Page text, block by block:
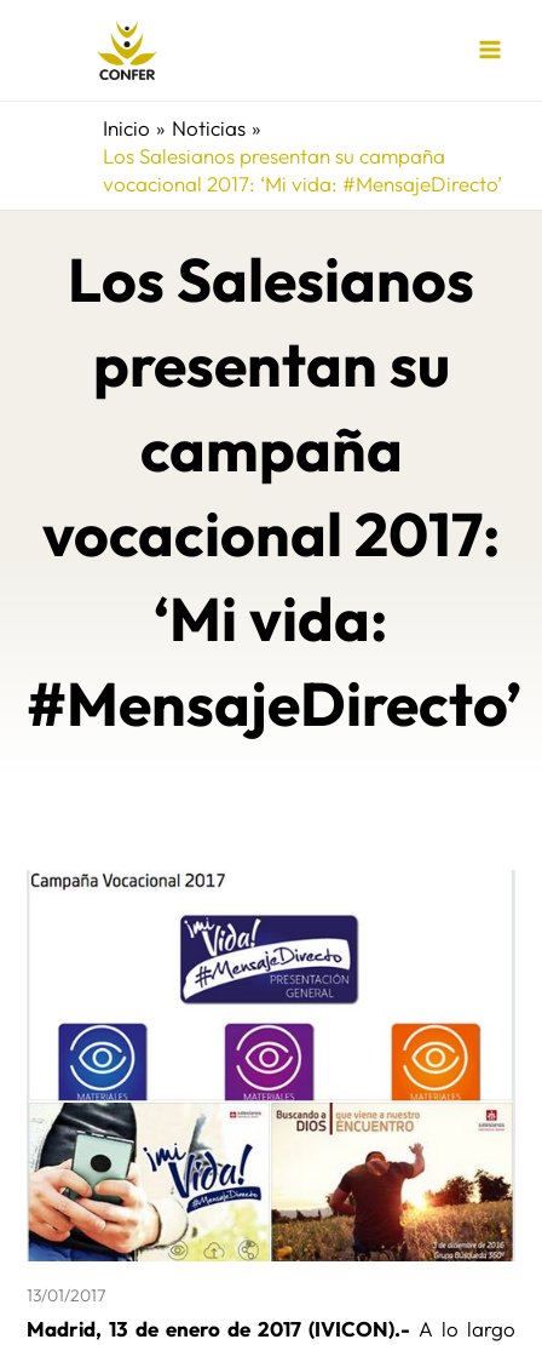
Inicio
Noticias
Los Salesianos presentan su campaña
vocacional 2017: ‘Mi vida: #MensajeDirecto’
Los Salesianos
presentan su
campaña
vocacional 2017:
‘Mi vida:
#MensajeDirecto’
13/01/2017
Madrid, 13 de enero de 2017 (IVICON).- A lo largo